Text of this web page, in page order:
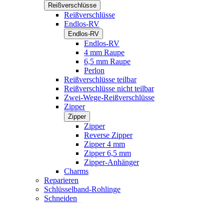
Reißverschlüsse
Reißverschlüsse
Endlos-RV
Endlos-RV
Endlos-RV
4 mm Raupe
6,5 mm Raupe
Perlon
Reißverschlüsse teilbar
Reißverschlüsse nicht teilbar
Zwei-Wege-Reißverschlüsse
Zipper
Zipper
Zipper
Reverse Zipper
Zipper 4 mm
Zipper 6,5 mm
Zipper-Anhänger
Charms
Reparieren
Schlüsselband-Rohlinge
Schneiden